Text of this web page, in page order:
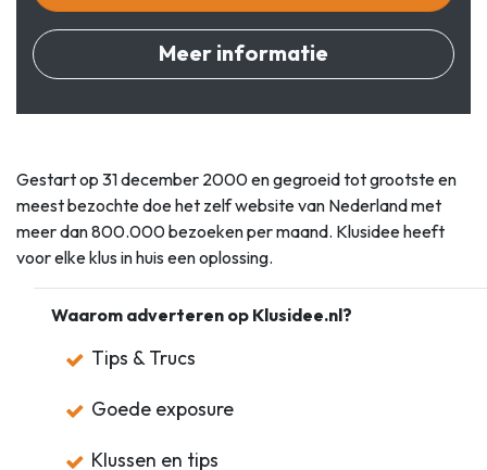
Meer informatie
Gestart op 31 december 2000 en gegroeid tot grootste en
meest bezochte doe het zelf website van Nederland met
meer dan 800.000 bezoeken per maand. Klusidee heeft
voor elke klus in huis een oplossing.
Waarom adverteren op Klusidee.nl?
Tips & Trucs
Goede exposure
Klussen en tips